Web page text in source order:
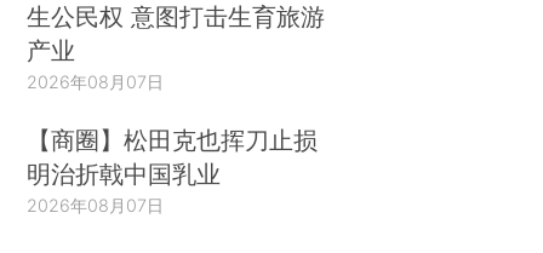
生公民权 意图打击生育旅游
产业
2026年08月07日
【商圈】松田克也挥刀止损
明治折戟中国乳业
2026年08月07日